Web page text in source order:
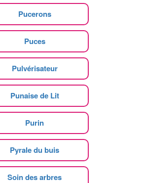
Pucerons
Puces
Pulvérisateur
Punaise de Lit
Purin
Pyrale du buis
Soin des arbres